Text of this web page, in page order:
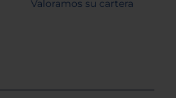
Valoramos su cartera